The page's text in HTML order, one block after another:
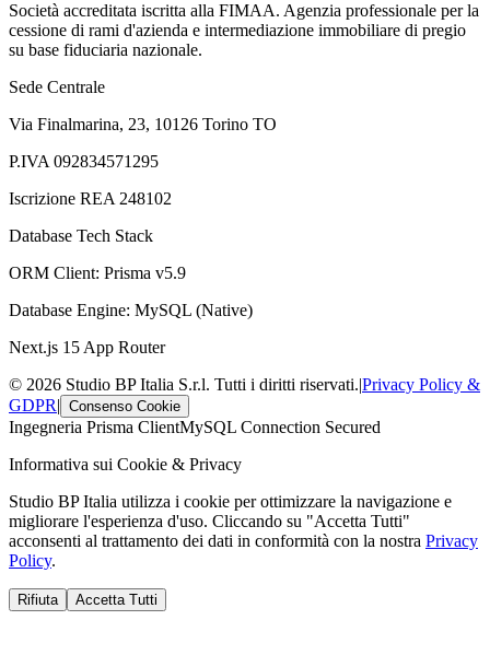
Società accreditata iscritta alla FIMAA. Agenzia professionale per la
cessione di rami d'azienda e intermediazione immobiliare di pregio
su base fiduciaria nazionale.
Sede Centrale
Via Finalmarina, 23, 10126 Torino TO
P.IVA 092834571295
Iscrizione REA 248102
Database Tech Stack
ORM Client: Prisma v5.9
Database Engine: MySQL (Native)
Next.js 15 App Router
© 2026 Studio BP Italia S.r.l. Tutti i diritti riservati.|Privacy Policy &
GDPR| Consenso Cookie
Ingegneria Prisma ClientMySQL Connection Secured
Informativa sui Cookie & Privacy
Studio BP Italia utilizza i cookie per ottimizzare la navigazione e
migliorare l'esperienza d'uso. Cliccando su "Accetta Tutti"
acconsenti al trattamento dei dati in conformità con la nostra Privacy
Policy.
Rifiuta Accetta Tutti